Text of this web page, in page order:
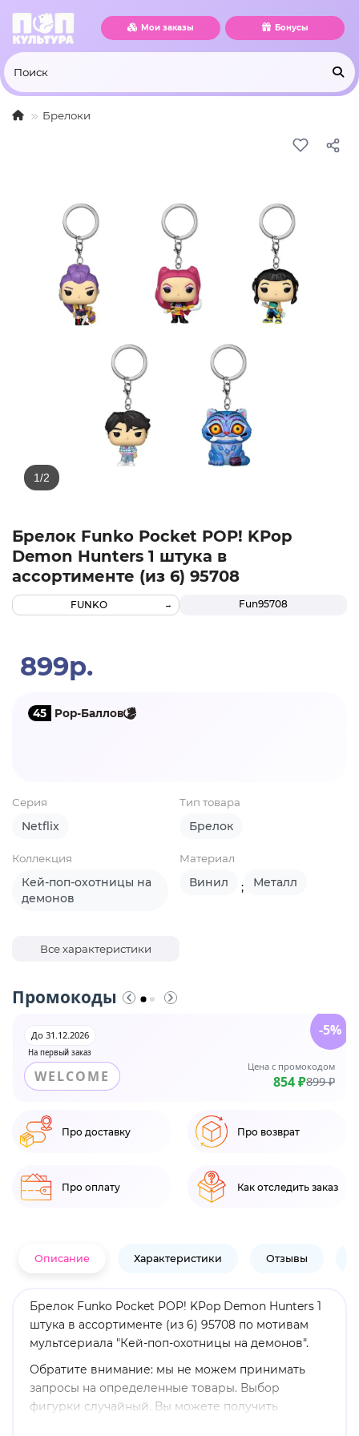
Мои заказы Бонусы
Брелоки
Брелок Funko Pocket POP! KPop
Demon Hunters 1 штука в
ассортименте (из 6) 95708
Fun95708
FUNKO
899р.
45 Pop-Баллов
Серия
Netflix
Тип товара
Брелок
Коллекция
Кей-поп-охотницы на
демонов
Материал
Винил ; Металл
Все характеристики
Промокоды
На первый заказ
До 31.12.2026
WELCOME
Цена с промокодом
854 ₽899 ₽
-5%
Про доставку Про возврат
Про оплату Как отследить заказ
Описание Характеристики Отзывы
Брелок Funko Pocket POP! KPop Demon Hunters 1
штука в ассортименте (из 6) 95708 по мотивам
мультсериала "Кей-поп-охотницы на демонов".
Обратите внимание: мы не можем принимать
запросы на определенные товары. Выбор
фигурки случайный. Вы можете получить